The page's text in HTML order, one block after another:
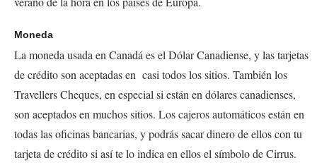
Moneda
La moneda usada en Canadá es el Dólar Canadiense, y las tarjetas
de crédito son aceptadas en casi todos los sitios. También los
Travellers Cheques, en especial si están en dólares canadienses,
son aceptados en muchos sitios. Los cajeros automáticos están en
todas las oficinas bancarias, y podrás sacar dinero de ellos con tu
tarjeta de crédito si así te lo indica en ellos el símbolo de Cirrus.